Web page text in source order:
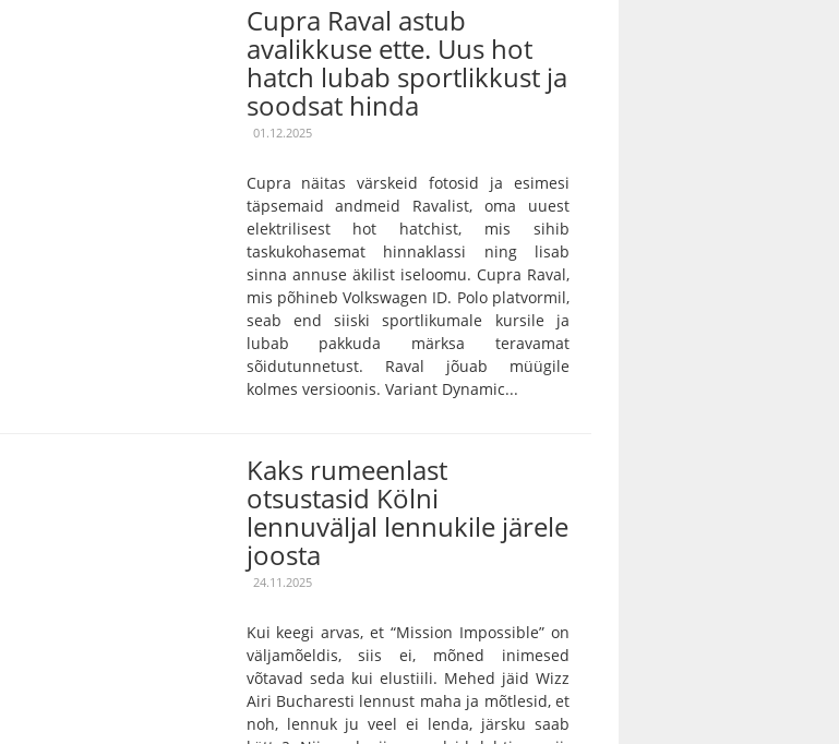
Cupra Raval astub
avalikkuse ette. Uus hot
hatch lubab sportlikkust ja
soodsat hinda
01.12.2025
Cupra näitas värskeid fotosid ja esimesi
täpsemaid andmeid Ravalist, oma uuest
elektrilisest hot hatchist, mis sihib
taskukohasemat hinnaklassi ning lisab
sinna annuse äkilist iseloomu. Cupra Raval,
mis põhineb Volkswagen ID. Polo platvormil,
seab end siiski sportlikumale kursile ja
lubab pakkuda märksa teravamat
sõidutunnetust. Raval jõuab müügile
kolmes versioonis. Variant Dynamic...
Kaks rumeenlast
otsustasid Kölni
lennuväljal lennukile järele
joosta
24.11.2025
Kui keegi arvas, et “Mission Impossible” on
väljamõeldis, siis ei, mõned inimesed
võtavad seda kui elustiili. Mehed jäid Wizz
Airi Bucharesti lennust maha ja mõtlesid, et
noh, lennuk ju veel ei lenda, järsku saab